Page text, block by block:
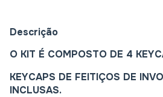
Descrição
O KIT É COMPOSTO DE 4
KEYCAPS DE FEITIÇOS DE
INCLUSAS.